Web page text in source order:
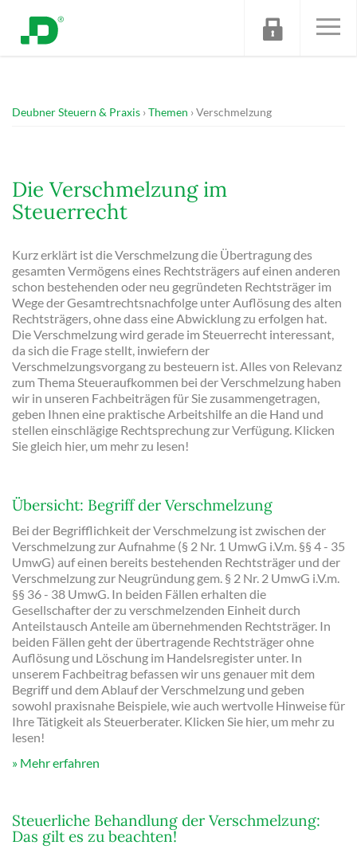
Deubner Steuern & Praxis Themen Verschmelzung
Die Verschmelzung im
Steuerrecht
Kurz erklärt ist die Verschmelzung die Übertragung des
gesamten Vermögens eines Rechtsträgers auf einen anderen
schon bestehenden oder neu gegründeten Rechtsträger im
Wege der Gesamtrechtsnachfolge unter Auflösung des alten
Rechtsträgers, ohne dass eine Abwicklung zu erfolgen hat.
Die Verschmelzung wird gerade im Steuerrecht interessant,
da sich die Frage stellt, inwiefern der
Verschmelzungsvorgang zu besteuern ist. Alles von Relevanz
zum Thema Steueraufkommen bei der Verschmelzung haben
wir in unseren Fachbeiträgen für Sie zusammengetragen,
geben Ihnen eine praktische Arbeitshilfe an die Hand und
stellen einschlägige Rechtsprechung zur Verfügung. Klicken
Sie gleich hier, um mehr zu lesen!
Übersicht: Begriff der Verschmelzung
Bei der Begrifflichkeit der Verschmelzung ist zwischen der
Verschmelzung zur Aufnahme (§ 2 Nr. 1 UmwG i.V.m. §§ 4 - 35
UmwG) auf einen bereits bestehenden Rechtsträger und der
Verschmelzung zur Neugründung gem. § 2 Nr. 2 UmwG i.V.m.
§§ 36 - 38 UmwG. In beiden Fällen erhalten die
Gesellschafter der zu verschmelzenden Einheit durch
Anteilstausch Anteile am übernehmenden Rechtsträger. In
beiden Fällen geht der übertragende Rechtsträger ohne
Auflösung und Löschung im Handelsregister unter. In
unserem Fachbeitrag befassen wir uns genauer mit dem
Begriff und dem Ablauf der Verschmelzung und geben
sowohl praxisnahe Beispiele, wie auch wertvolle Hinweise für
Ihre Tätigkeit als Steuerberater. Klicken Sie hier, um mehr zu
lesen!
Mehr erfahren
Steuerliche Behandlung der Verschmelzung:
Das gilt es zu beachten!